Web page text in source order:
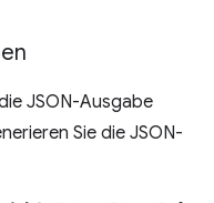
JSON-Ausgabe
Sie die JSON-